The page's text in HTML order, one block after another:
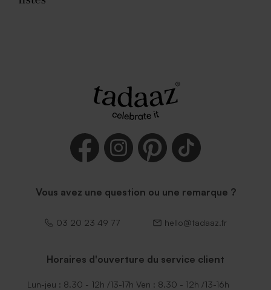
Vous avez une question ou une remarque ?
03 20 23 49 77 hello@tadaaz.fr
Horaires d'ouverture du service client
Lun-jeu : 8.30 - 12h /13-17h Ven : 8.30 - 12h /13-16h